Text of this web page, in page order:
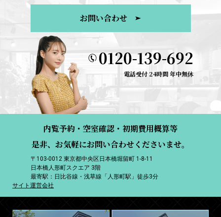
お問い合わせ
0120-139-692
電話受付 24時間 年中無休
内覧予約・空室確認・初期費用概算等
是非、お気軽にお問い合わせくださいませ。
〒103-0012 東京都中央区日本橋堀留町 1-8-11
日本橋人形町スクエア 3階
最寄駅：日比谷線・浅草線「人形町駅」徒歩3分
サイト運営会社